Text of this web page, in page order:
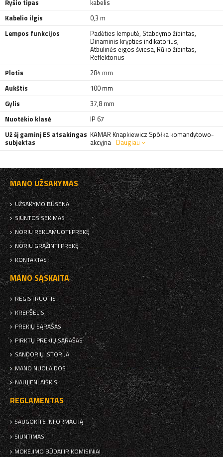
Ryšio tipas
kabelis
Kabelio ilgis
0,3 m
Lempos funkcijos
Padėties lemputė, Stabdymo žibintas,
Dinaminis krypties indikatorius,
Atbulinės eigos šviesa, Rūko žibintas,
Reflektorius
Plotis
284 mm
Aukštis
100 mm
Gylis
37,8 mm
Nuotėkio klasė
IP 67
Už šį gaminį ES atsakingas
subjektas
KAMAR Knapkiewicz Spółka komandytowo-
akcyjna Daugiau
MANO UŽSAKYMAS
UŽSAKYMO BŪSENA
SIUNTOS SEKIMAS
NORIU REKLAMUOTI PREKĘ
NORIU GRĄŽINTI PREKĘ
KONTAKTAS
MANO SĄSKAITA
REGISTRUOTIS
KREPŠELIS
PREKIŲ SĄRAŠAS
PIRKTŲ PREKIŲ SĄRAŠAS
SANDORIŲ ISTORIJA
MANO NUOLAIDOS
NAUJIENLAIŠKIS
REGLAMENTAS
SAUGOKITE INFORMACIJĄ
SIUNTIMAS
MOKĖJIMO BŪDAI IR KOMISINIAI